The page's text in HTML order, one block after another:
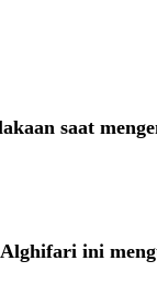
saat
ini